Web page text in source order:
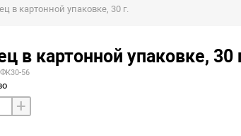
в картонной упаковке, 30 г.
в картонной упаковке, 30
56
+